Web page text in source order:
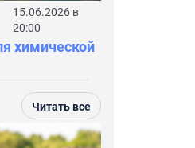
15.06.2026 в
20:00
химической
Читать все